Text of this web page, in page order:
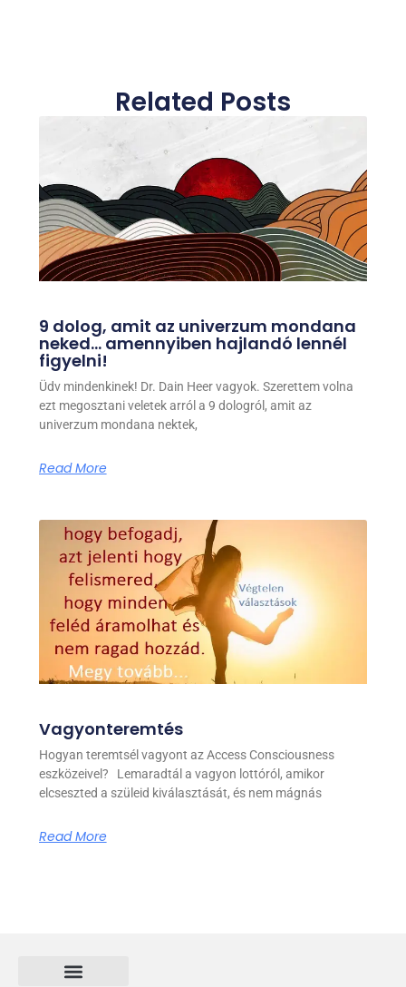
Related Posts
9 dolog, amit az univerzum mondana
neked… amennyiben hajlandó lennél
figyelni!
Üdv mindenkinek! Dr. Dain Heer vagyok. Szerettem volna
ezt megosztani veletek arról a 9 dologról, amit az
univerzum mondana nektek,
Read More
Vagyonteremtés
Hogyan teremtsél vagyont az Access Consciousness
eszközeivel? Lemaradtál a vagyon lottóról, amikor
elcseszted a szüleid kiválasztását, és nem mágnás
Read More